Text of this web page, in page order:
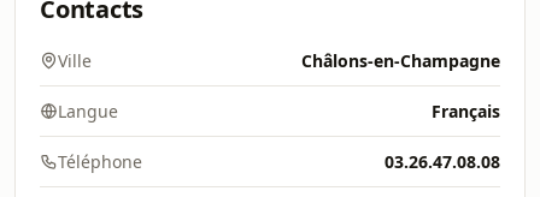
Contacts
Ville Châlons-en-Champagne
Langue Français
Téléphone 03.26.47.08.08